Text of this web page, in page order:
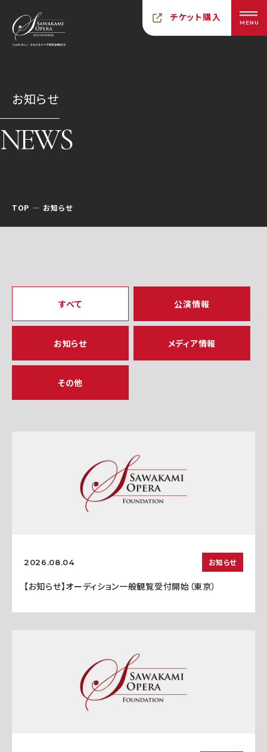
チケット購入 MENU
お知らせ
NEWS
TOP お知らせ
すべて 公演情報
お知らせ メディア情報
その他
2026.08.04 お知らせ
【お知らせ】オーディション一般観覧受付開始（東京）